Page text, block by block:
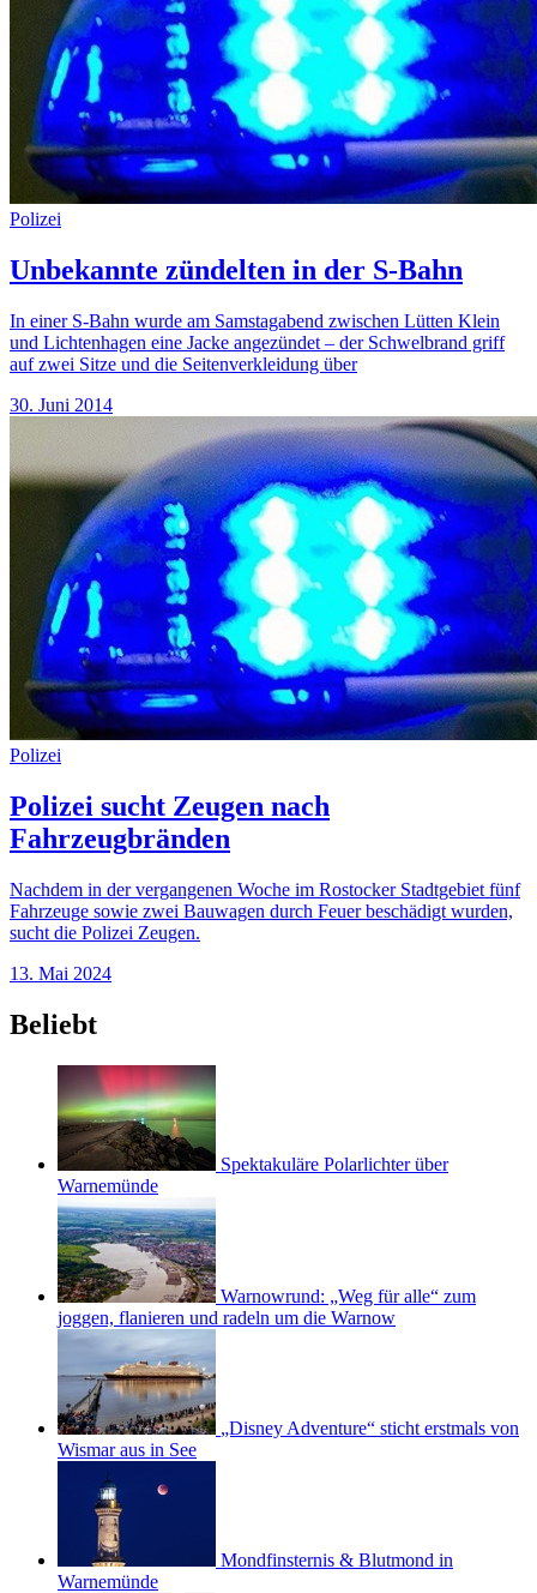
Polizei
Unbekannte zündelten in der S-Bahn
In einer S-Bahn wurde am Samstagabend zwischen Lütten Klein
und Lichtenhagen eine Jacke angezündet – der Schwelbrand griff
auf zwei Sitze und die Seitenverkleidung über
30. Juni 2014
Polizei
Polizei sucht Zeugen nach
Fahrzeugbränden
Nachdem in der vergangenen Woche im Rostocker Stadtgebiet fünf
Fahrzeuge sowie zwei Bauwagen durch Feuer beschädigt wurden,
sucht die Polizei Zeugen.
13. Mai 2024
Beliebt
Spektakuläre Polarlichter über
Warnemünde
Warnowrund: „Weg für alle“ zum
joggen, flanieren und radeln um die Warnow
„Disney Adventure“ sticht erstmals von
Wismar aus in See
Mondfinsternis & Blutmond in
Warnemünde